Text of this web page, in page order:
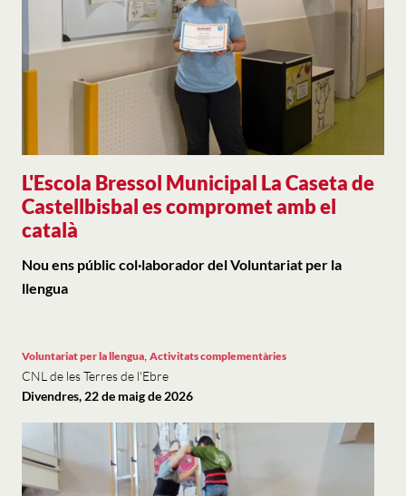
L'Escola Bressol Municipal La Caseta de
Castellbisbal es compromet amb el
català
Nou ens públic col·laborador del Voluntariat per la
llengua
Voluntariat per la llengua, Activitats complementàries
CNL de les Terres de l'Ebre
Divendres, 22 de maig de 2026